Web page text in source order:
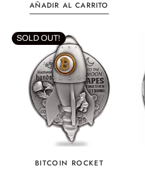
AÑADIR AL CARRITO
SOLD OUT!
BITCOIN ROCKET